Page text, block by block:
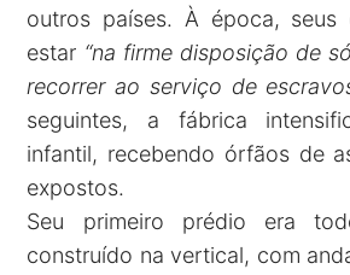
outros países. À época, seus
estar “na firme disposição de
recorrer ao serviço de
seguintes, a fábrica
infantil, recebendo órfãos de
expostos.
Seu primeiro prédio era
construído na vertical, com